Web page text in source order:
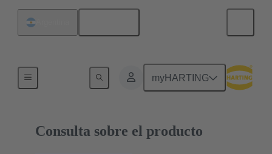
myHARTING
09 48 022 2011 004
Consulta sobre el producto